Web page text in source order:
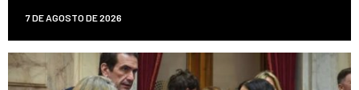
7 DE AGOSTO DE 2026